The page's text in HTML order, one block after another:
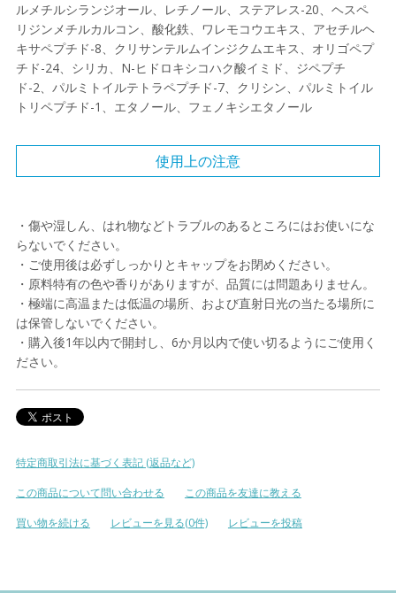
ルメチルシランジオール、レチノール、ステアレス-20、ヘスペ
リジンメチルカルコン、酸化鉄、ワレモコウエキス、アセチルヘ
キサペプチド-8、クリサンテルムインジクムエキス、オリゴペプ
チド-24、シリカ、N-ヒドロキシコハク酸イミド、ジペプチ
ド-2、パルミトイルテトラペプチド-7、クリシン、パルミトイル
トリペプチド-1、エタノール、フェノキシエタノール
使用上の注意
・傷や湿しん、はれ物などトラブルのあるところにはお使いにな
らないでください。
・ご使用後は必ずしっかりとキャップをお閉めください。
・原料特有の色や香りがありますが、品質には問題ありません。
・極端に高温または低温の場所、および直射日光の当たる場所に
は保管しないでください。
・購入後1年以内で開封し、6か月以内で使い切るようにご使用く
ださい。
特定商取引法に基づく表記 (返品など)
この商品について問い合わせる
この商品を友達に教える
買い物を続ける
レビューを見る(0件) レビューを投稿